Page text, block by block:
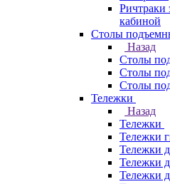
Ричтраки
кабиной
Столы
Назад
Столы
Столы
Столы
Тележки
Назад
Тележки
Тележки
Тележки
Тележки
Тележки